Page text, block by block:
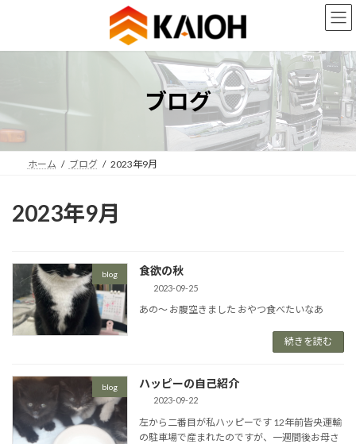
ン
ス
キ
ッ
プ
ー
ン
に
移
動
ブログ
ホーム ブログ 2023年9月
2023年9月
blog 食欲の秋
2023-09-25
あの～ お腹空きました おやつ食べたいなあ
続きを読む
blog ハッピーの自己紹介
2023-09-22
左から二番目が私ハッピーです 12年前皆央運輸
の駐車場で産まれたのですが、一週間後お母さ